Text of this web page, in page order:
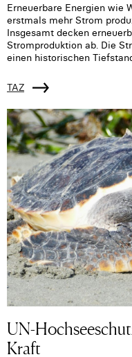
Erneuerbare Energien wie
erstmals mehr Strom
Insgesamt decken
Stromproduktion ab. Die
einen historischen
TAZ
UN-
Kraft